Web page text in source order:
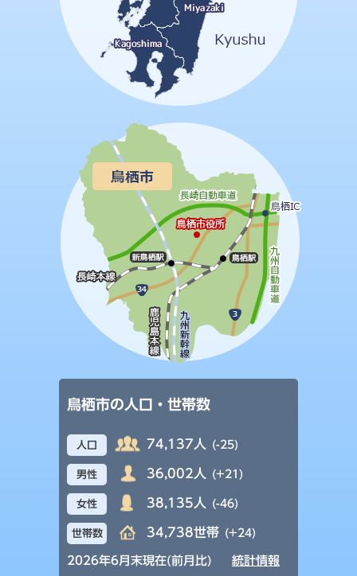
鳥栖市の人口・世帯数
人口 74,137人 (-25)
男性 36,002人 (+21)
女性 38,135人 (-46)
世帯数 34,738世帯 (+24)
2026年6月末現在(前月比) 統計情報